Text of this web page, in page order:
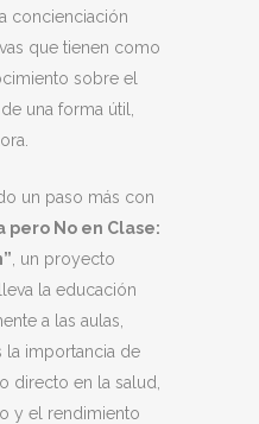
concienciación
que tienen como
sobre el
una forma útil,
un paso más con
pero No en Clase:
, un proyecto
la educación
a las aulas,
la importancia de
directo en la salud,
y el rendimiento